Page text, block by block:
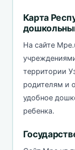
Карта
На сайте
территории
родителям и
удобное
ребенка.